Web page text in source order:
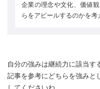
企業の理念や文化、価値
らをアピールするのかを考
自分の強みは継続力に該当
記事を参考にどちらを強みと